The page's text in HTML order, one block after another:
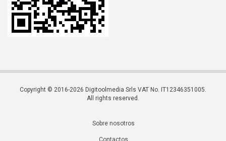
Copyright © 2016-2026 Digitoolmedia Srls VAT No. IT12346351005.
All rights reserved.
Sobre nosotros
Contactos